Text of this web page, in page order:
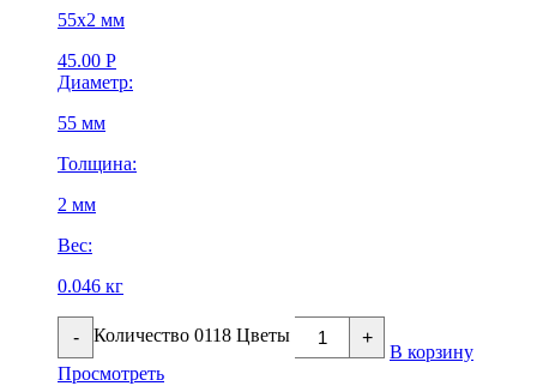
55х2 мм
45.00 Р
Диаметр:
55 мм
Толщина:
2 мм
Вес:
0.046 кг
- Количество 0118 Цветы +
В корзину
Просмотреть